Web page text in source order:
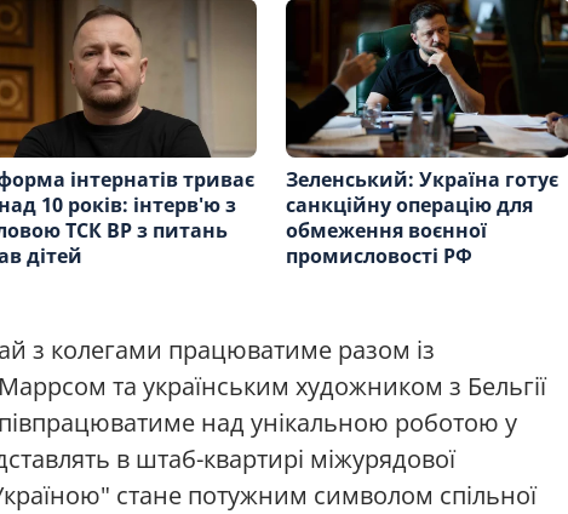
інтернатів триває
10 років: інтерв'ю з
ТСК ВР з питань
дітей
Зеленський: Україна готує
санкційну операцію для
обмеження воєнної
промисловості РФ
з колегами працюватиме разом із
та українським художником з Бельгії
над унікальною роботою у
в штаб-квартирі міжурядової
стане потужним символом спільної